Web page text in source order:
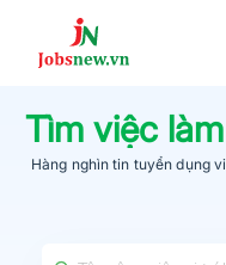
Tìm việc làm
Hàng nghìn tin tuyển dụng